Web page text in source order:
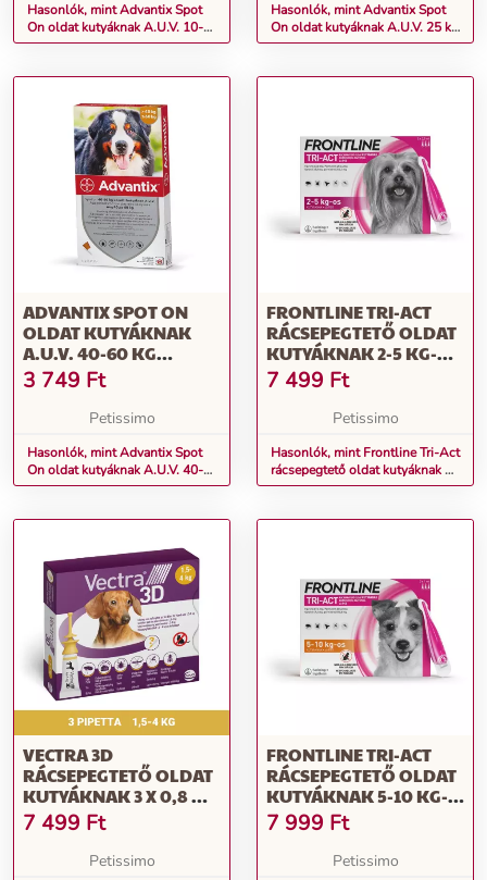
Hasonlók, mint Advantix Spot
On oldat kutyáknak A.U.V. 10-
25 kg közötti kutyáknak (1 x 2,5
Hasonlók, mint Advantix Spot
On oldat kutyáknak A.U.V. 25 kg
feletti kutyáknak (1 x 4,0 ml)
ADVANTIX SPOT ON
OLDAT KUTYÁKNAK
A.U.V. 40-60 KG
KÖZÖTTI KUTYÁKNAK
(1 X 6,0 ML)
3 749 Ft
Petissimo
Hasonlók, mint Advantix Spot
On oldat kutyáknak A.U.V. 40-
60 kg közötti kutyáknak (1 x 6,0
FRONTLINE TRI-ACT
RÁCSEPEGTETŐ OLDAT
KUTYÁKNAK 2-5 KG-OS
KUTYÁKNAK
7 499 Ft
Petissimo
Hasonlók, mint Frontline Tri-Act
rácsepegtető oldat kutyáknak 2-
5 kg-os kutyáknak
VECTRA 3D
RÁCSEPEGTETŐ OLDAT
KUTYÁKNAK 3 X 0,8 ML
PIPETTA KISTESTŰ
KUTYÁKNAK (1,5 - 4
KG, SÁRGA)
7 499 Ft
Petissimo
FRONTLINE TRI-ACT
RÁCSEPEGTETŐ OLDAT
KUTYÁKNAK 5-10 KG-
OS KUTYÁKNAK
7 999 Ft
Petissimo